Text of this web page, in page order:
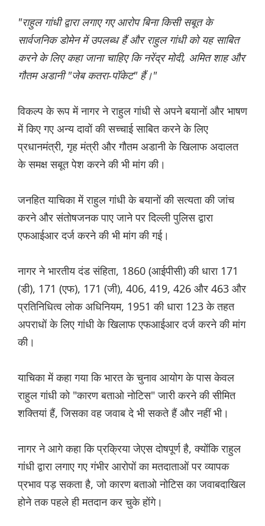
"राहुल गांधी द्वारा लगाए गए आरोप बिना किसी सबूत के
सार्वजनिक डोमेन में उपलब्ध हैं और राहुल गांधी को यह साबित
करने के लिए कहा जाना चाहिए कि नरेंद्र मोदी, अमित शाह और
गौतम अडानी "जेब कतरा-पॉकेट" हैं।"
विकल्प के रूप में नागर ने राहुल गांधी से अपने बयानों और भाषण
में किए गए अन्य दावों की सच्चाई साबित करने के लिए
प्रधानमंत्री, गृह मंत्री और गौतम अडानी के खिलाफ अदालत
के समक्ष सबूत पेश करने की भी मांग की।
जनहित याचिका में राहुल गांधी के बयानों की सत्यता की जांच
करने और संतोषजनक पाए जाने पर दिल्ली पुलिस द्वारा
एफआईआर दर्ज करने की भी मांग की गई।
नागर ने भारतीय दंड संहिता, 1860 (आईपीसी) की धारा 171
(डी), 171 (एफ), 171 (जी), 406, 419, 426 और 463 और
प्रतिनिधित्व लोक अधिनियम, 1951 की धारा 123 के तहत
अपराधों के लिए गांधी के खिलाफ एफआईआर दर्ज करने की मांग
की।
याचिका में कहा गया कि भारत के चुनाव आयोग के पास केवल
राहुल गांधी को "कारण बताओ नोटिस" जारी करने की सीमित
शक्तियां हैं, जिसका वह जवाब दे भी सकते हैं और नहीं भी।
नागर ने आगे कहा कि प्रक्रिया जेएस दोषपूर्ण है, क्योंकि राहुल
गांधी द्वारा लगाए गए गंभीर आरोपों का मतदाताओं पर व्यापक
प्रभाव पड़ सकता है, जो कारण बताओ नोटिस का जवाबदाखिल
होने तक पहले ही मतदान कर चुके होंगे।